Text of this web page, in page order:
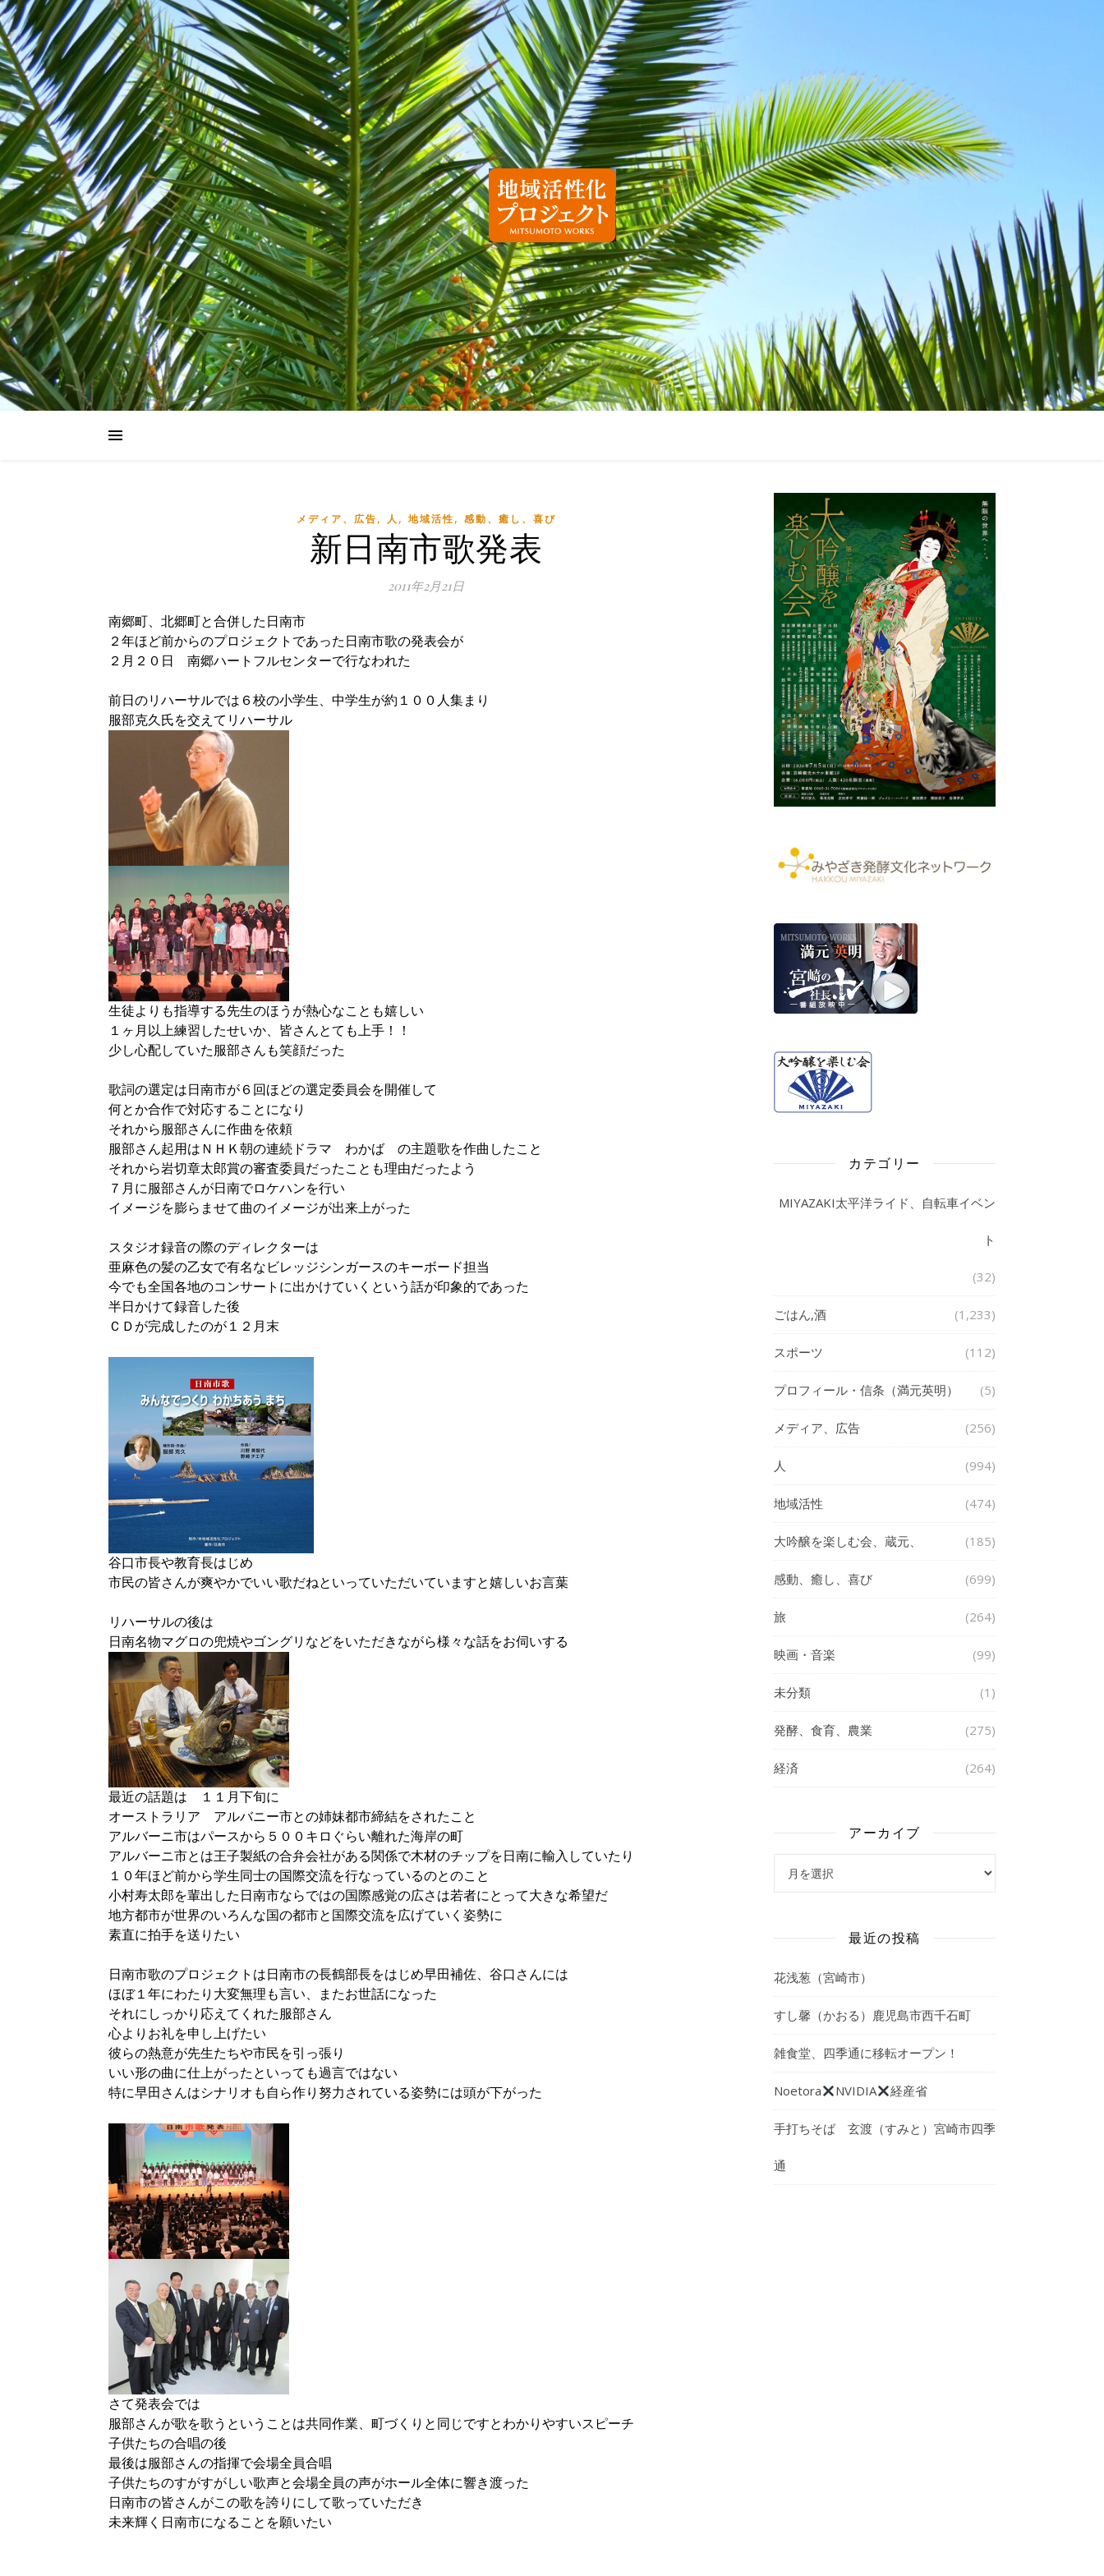
メディア、広告, 人 , 地域活性, 感動、癒し、喜び
新日南市歌発表
2011年2月21日
南郷町、北郷町と合併した日南市
２年ほど前からのプロジェクトであった日南市歌の発表会が
２月２０日 南郷ハートフルセンターで行なわれた
前日のリハーサルでは６校の小学生、中学生が約１００人集まり
服部克久氏を交えてリハーサル
生徒よりも指導する先生のほうが熱心なことも嬉しい
１ヶ月以上練習したせいか、皆さんとても上手！！
少し心配していた服部さんも笑顔だった
歌詞の選定は日南市が６回ほどの選定委員会を開催して
何とか合作で対応することになり
それから服部さんに作曲を依頼
服部さん起用はＮＨＫ朝の連続ドラマ わかば の主題歌を作曲したこと
それから岩切章太郎賞の審査委員だったことも理由だったよう
７月に服部さんが日南でロケハンを行い
イメージを膨らませて曲のイメージが出来上がった
スタジオ録音の際のディレクターは
亜麻色の髪の乙女で有名なビレッジシンガースのキーボード担当
今でも全国各地のコンサートに出かけていくという話が印象的であった
半日かけて録音した後
ＣＤが完成したのが１２月末
谷口市長や教育長はじめ
市民の皆さんが爽やかでいい歌だねといっていただいていますと嬉しいお言葉
リハーサルの後は
日南名物マグロの兜焼やゴングリなどをいただきながら様々な話をお伺いする
最近の話題は １１月下旬に
オーストラリア アルバニー市との姉妹都市締結をされたこと
アルバーニ市はパースから５００キロぐらい離れた海岸の町
アルバーニ市とは王子製紙の合弁会社がある関係で木材のチップを日南に輸入していたり
１０年ほど前から学生同士の国際交流を行なっているのとのこと
小村寿太郎を輩出した日南市ならではの国際感覚の広さは若者にとって大きな希望だ
地方都市が世界のいろんな国の都市と国際交流を広げていく姿勢に
素直に拍手を送りたい
日南市歌のプロジェクトは日南市の長鶴部長をはじめ早田補佐、谷口さんには
ほぼ１年にわたり大変無理も言い、またお世話になった
それにしっかり応えてくれた服部さん
心よりお礼を申し上げたい
彼らの熱意が先生たちや市民を引っ張り
いい形の曲に仕上がったといっても過言ではない
特に早田さんはシナリオも自ら作り努力されている姿勢には頭が下がった
さて発表会では
服部さんが歌を歌うということは共同作業、町づくりと同じですとわかりやすいスピーチ
子供たちの合唱の後
最後は服部さんの指揮で会場全員合唱
子供たちのすがすがしい歌声と会場全員の声がホール全体に響き渡った
日南市の皆さんがこの歌を誇りにして歌っていただき
未来輝く日南市になることを願いたい
カテゴリー
MIYAZAKI太平洋ライド、自転車イベン
ト
(32)
ごはん,酒 (1,233)
スポーツ (112)
プロフィール・信条（満元英明） (5)
メディア、広告 (256)
人 (994)
地域活性 (474)
大吟醸を楽しむ会、蔵元、 (185)
感動、癒し、喜び (699)
旅 (264)
映画・音楽 (99)
未分類 (1)
発酵、食育、農業 (275)
経済 (264)
アーカイブ
最近の投稿
花浅葱（宮崎市）
すし馨（かおる）鹿児島市西千石町
雑食堂、四季通に移転オープン！
Noetora NVIDIA 経産省
手打ちそば 玄渡（すみと）宮崎市四季
通